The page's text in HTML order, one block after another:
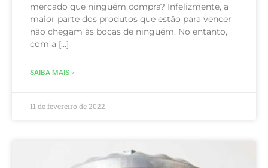
mercado que ninguém compra? Infelizmente, a
maior parte dos produtos que estão para vencer
não chegam às bocas de ninguém. No entanto,
com a […]
SAIBA MAIS »
11 de fevereiro de 2022